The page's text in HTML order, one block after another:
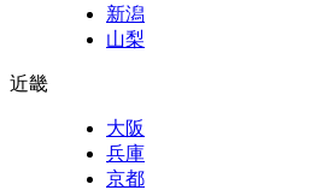
新潟
山梨
近畿
大阪
兵庫
京都